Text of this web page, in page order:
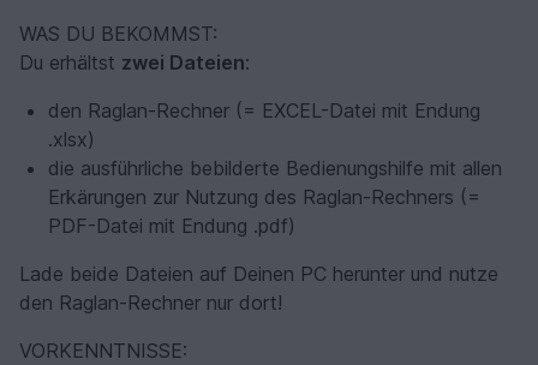
WAS DU BEKOMMST:
Du erhältst zwei Dateien:
den Raglan-Rechner (= EXCEL-Datei mit Endung
.xlsx)
die ausführliche bebilderte Bedienungshilfe mit allen
Erkärungen zur Nutzung des Raglan-Rechners (=
PDF-Datei mit Endung .pdf)
Lade beide Dateien auf Deinen PC herunter und nutze
den Raglan-Rechner nur dort!
VORKENNTNISSE: